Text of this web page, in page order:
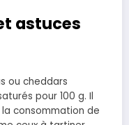
astuces
ou cheddars
pour 100 g. Il
consommation de